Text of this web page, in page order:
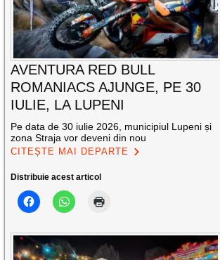
AVENTURA RED BULL
ROMANIACS AJUNGE, PE 30
IULIE, LA LUPENI
Pe data de 30 iulie 2026, municipiul Lupeni și
zona Straja vor deveni din nou
CITEȘTE MAI DEPARTE
Distribuie acest articol